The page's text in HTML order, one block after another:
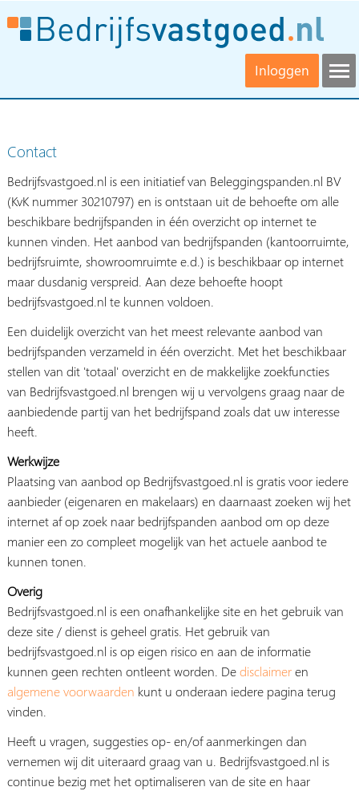
Inloggen
Contact
Bedrijfsvastgoed.nl is een initiatief van Beleggingspanden.nl BV
(KvK nummer 30210797) en is ontstaan uit de behoefte om alle
beschikbare bedrijfspanden in één overzicht op internet te
kunnen vinden. Het aanbod van bedrijfspanden (kantoorruimte,
bedrijfsruimte, showroomruimte e.d.) is beschikbaar op internet
maar dusdanig verspreid. Aan deze behoefte hoopt
bedrijfsvastgoed.nl te kunnen voldoen.
Een duidelijk overzicht van het meest relevante aanbod van
bedrijfspanden verzameld in één overzicht. Met het beschikbaar
stellen van dit 'totaal' overzicht en de makkelijke zoekfuncties
van Bedrijfsvastgoed.nl brengen wij u vervolgens graag naar de
aanbiedende partij van het bedrijfspand zoals dat uw interesse
heeft.
Werkwijze
Plaatsing van aanbod op Bedrijfsvastgoed.nl is gratis voor iedere
aanbieder (eigenaren en makelaars) en daarnaast zoeken wij het
internet af op zoek naar bedrijfspanden aanbod om op deze
manier een zo compleet mogelijk van het actuele aanbod te
kunnen tonen.
Overig
Bedrijfsvastgoed.nl is een onafhankelijke site en het gebruik van
deze site / dienst is geheel gratis. Het gebruik van
bedrijfsvastgoed.nl is op eigen risico en aan de informatie
kunnen geen rechten ontleent worden. Dedisclaimeren
algemene voorwaarden kunt u onderaan iedere pagina terug
vinden.
Heeft u vragen, suggesties op- en/of aanmerkingen dan
vernemen wij dit uiteraard graag van u. Bedrijfsvastgoed.nl is
continue bezig met het optimaliseren van de site en haar